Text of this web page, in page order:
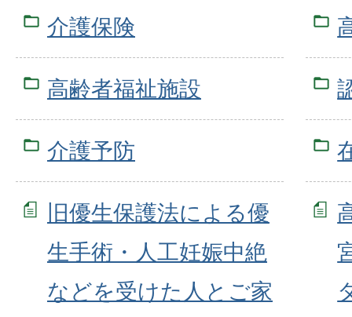
介護保険
高齢者福祉施設
介護予防
旧優生保護法による優
生手術・人工妊娠中絶
などを受けた人とご家